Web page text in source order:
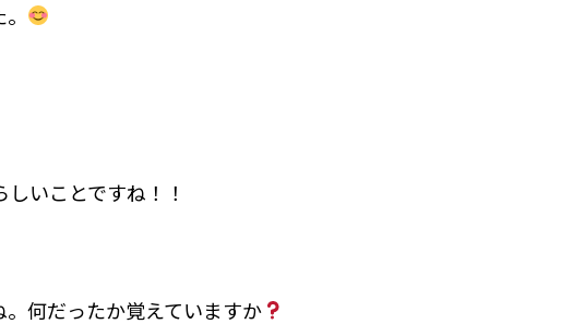
いことですね！！
何だったか覚えていますか